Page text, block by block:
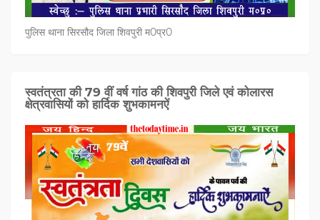
पुलिस थाना सिरसौद जिला शिवपुरी म0प्र0
स्वतंत्रता की 79 वीं वर्ष गांठ की शिवपुरी जिले एवं कोलारस
क्षेत्रवासियों को हार्दिक शुभकामनऐं